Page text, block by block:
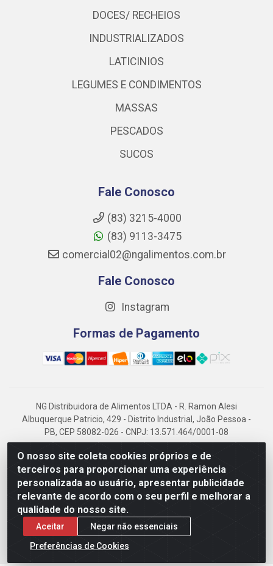
O nosso site coleta cookies próprios e de
terceiros para proporcionar uma experiência
personalizada ao usuário, apresentar publicidade
relevante de acordo com o seu perfil e melhorar a
qualidade do nosso site.
Aceitar
Negar não essenciais
Preferências de Cookies
DOCES/ RECHEIOS
INDUSTRIALIZADOS
LATICINIOS
LEGUMES E CONDIMENTOS
MASSAS
PESCADOS
SUCOS
Fale Conosco
(83) 3215-4000
(83) 9113-3475
comercial02@ngalimentos.com.br
Fale Conosco
Instagram
Formas de Pagamento
NG Distribuidora de Alimentos LTDA - R. Ramon Alesi
Albuquerque Patricio, 429 - Distrito Industrial, João Pessoa -
PB, CEP 58082-026 - CNPJ: 13.571.464/0001-08
NG Alimentos, há mais de 14 anos no mercado paraibano, é
referência em frigorificados, destacando-se pela logística
eficiente e excelência.